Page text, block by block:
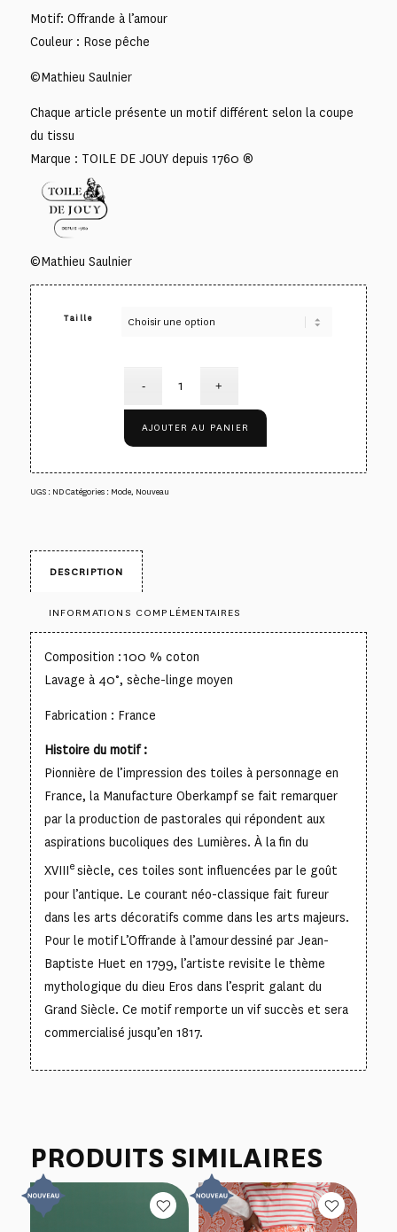
Motif: Offrande à l’amour
Couleur : Rose pêche
©Mathieu Saulnier
Chaque article présente un motif différent selon la coupe
du tissu
Marque : TOILE DE JOUY depuis 1760 ®
©Mathieu Saulnier
Taille
AJOUTER AU PANIER
UGS : NDCatégories : Mode, Nouveau
DESCRIPTION
INFORMATIONS COMPLÉMENTAIRES
Composition : 100 % coton
Lavage à 40°, sèche-linge moyen
Fabrication : France
Histoire du motif :
Pionnière de l’impression des toiles à personnage en
France, la Manufacture Oberkampf se fait remarquer
par la production de pastorales qui répondent aux
aspirations bucoliques des Lumières. À la fin du
XVIIIesiècle, ces toiles sont influencées par le goût
pour l’antique. Le courant néo-classique fait fureur
dans les arts décoratifs comme dans les arts majeurs.
Pour le motifL’Offrande à l’amourdessiné par Jean-
Baptiste Huet en 1799, l’artiste revisite le thème
mythologique du dieu Eros dans l’esprit galant du
Grand Siècle. Ce motif remporte un vif succès et sera
commercialisé jusqu’en 1817.
PRODUITS SIMILAIRES